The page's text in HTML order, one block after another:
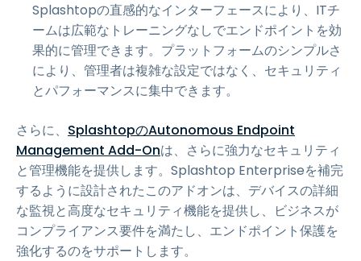
Splashtopの直感的なインターフェースにより、ITチ
ームは広範なトレーニングなしでエンドポイントを効
果的に管理できます。プラットフォームのシンプルさ
により、管理者は複雑な設定ではなく、セキュリティ
とパフォーマンスに集中できます。
さらに、 SplashtopのAutonomous Endpoint
Management Add-Onは、さらに強力なセキュリティ
と管理機能を提供します。Splashtop Enterpriseを補完
するように設計されたこのアドオンは、デバイスの詳細
な監視と高度なセキュリティ機能を提供し、ビジネスが
コンプライアンス要件を満たし、エンドポイント保護を
強化するのをサポートします。